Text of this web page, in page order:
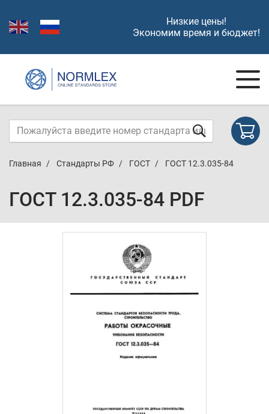
Низкие цены!
Экономим время и бюджет!
Главная Стандарты РФ ГОСТ ГОСТ 12.3.035-84
ГОСТ 12.3.035-84 PDF